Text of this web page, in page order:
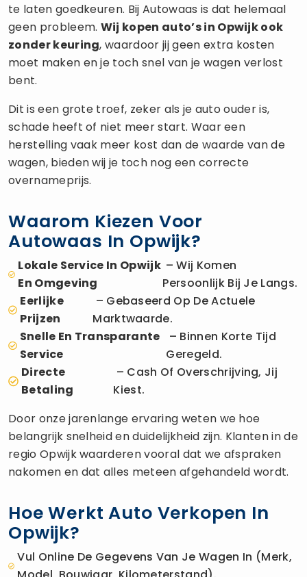
te laten goedkeuren. Bij Autowaas is dat helemaal
geen probleem. Wij kopen auto’s in Opwijk ook
zonder keuring, waardoor jij geen extra kosten
moet maken en je toch snel van je wagen verlost
bent.
Dit is een grote troef, zeker als je auto ouder is,
schade heeft of niet meer start. Waar een
herstelling vaak meer kost dan de waarde van de
wagen, bieden wij je toch nog een correcte
overnameprijs.
Waarom Kiezen Voor
Autowaas In Opwijk?
Lokale Service In Opwijk
En Omgeving
– Wij Komen
Persoonlijk Bij Je Langs.
Eerlijke
Prijzen
– Gebaseerd Op De Actuele
Marktwaarde.
Snelle En Transparante
Service
– Binnen Korte Tijd
Geregeld.
Directe
Betaling
– Cash Of Overschrijving, Jij
Kiest.
Door onze jarenlange ervaring weten we hoe
belangrijk snelheid en duidelijkheid zijn. Klanten in de
regio Opwijk waarderen vooral dat we afspraken
nakomen en dat alles meteen afgehandeld wordt.
Hoe Werkt Auto Verkopen In
Opwijk?
Vul Online De Gegevens Van Je Wagen In (merk,